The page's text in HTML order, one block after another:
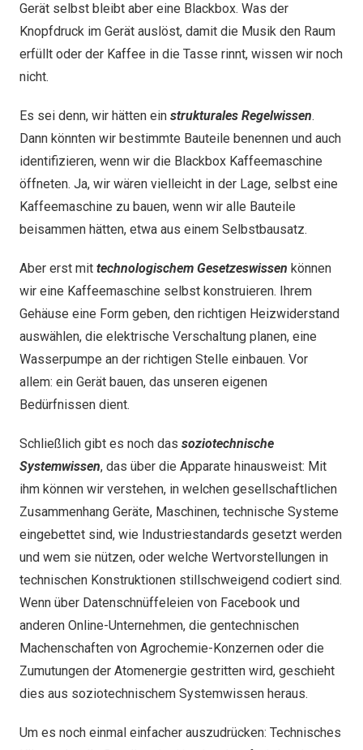
Gerät selbst bleibt aber eine Blackbox. Was der
Knopfdruck im Gerät auslöst, damit die Musik den Raum
erfüllt oder der Kaffee in die Tasse rinnt, wissen wir noch
nicht.
Es sei denn, wir hätten ein strukturales Regelwissen.
Dann könnten wir bestimmte Bauteile benennen und auch
identifizieren, wenn wir die Blackbox Kaffeemaschine
öffneten. Ja, wir wären vielleicht in der Lage, selbst eine
Kaffeemaschine zu bauen, wenn wir alle Bauteile
beisammen hätten, etwa aus einem Selbstbausatz.
Aber erst mit technologischem Gesetzeswissen können
wir eine Kaffeemaschine selbst konstruieren. Ihrem
Gehäuse eine Form geben, den richtigen Heizwiderstand
auswählen, die elektrische Verschaltung planen, eine
Wasserpumpe an der richtigen Stelle einbauen. Vor
allem: ein Gerät bauen, das unseren eigenen
Bedürfnissen dient.
Schließlich gibt es noch das soziotechnische
Systemwissen, das über die Apparate hinausweist: Mit
ihm können wir verstehen, in welchen gesellschaftlichen
Zusammenhang Geräte, Maschinen, technische Systeme
eingebettet sind, wie Industriestandards gesetzt werden
und wem sie nützen, oder welche Wertvorstellungen in
technischen Konstruktionen stillschweigend codiert sind.
Wenn über Datenschnüffeleien von Facebook und
anderen Online-Unternehmen, die gentechnischen
Machenschaften von Agrochemie-Konzernen oder die
Zumutungen der Atomenergie gestritten wird, geschieht
dies aus soziotechnischem Systemwissen heraus.
Um es noch einmal einfacher auszudrücken: Technisches